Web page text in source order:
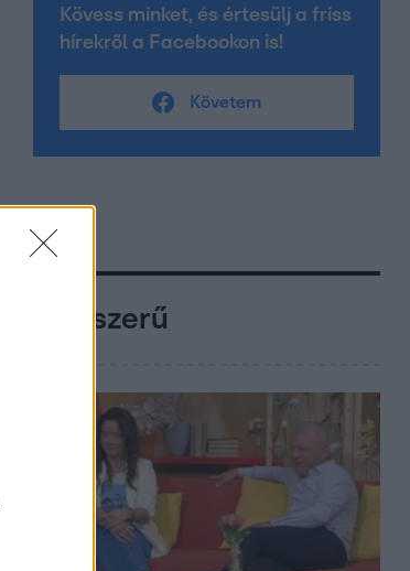
Kövess minket, és értesülj a friss
hírekről a Facebookon is!
Követem
Népszerű